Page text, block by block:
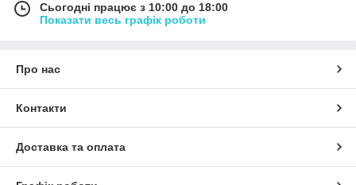
Сьогодні працює з 10:00 до 18:00
Показати весь графік роботи
Про нас
Контакти
Доставка та оплата